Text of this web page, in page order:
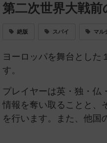
第二次世界大戦
絶版 スパイ マル
ヨーロッパを舞台とした
す。
プレイヤーは英・独・仏
情報を奪い取ることと、
を行います。また、他国